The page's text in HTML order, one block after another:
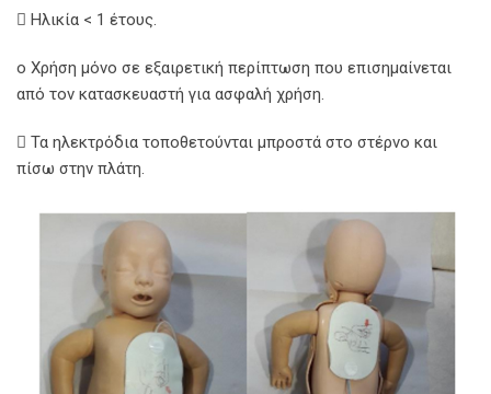
 Ηλικία < 1 έτους.
o Χρήση μόνο σε εξαιρετική περίπτωση που επισημαίνεται
από τον κατασκευαστή για ασφαλή χρήση.
 Τα ηλεκτρόδια τοποθετούνται μπροστά στο στέρνο και
πίσω στην πλάτη.